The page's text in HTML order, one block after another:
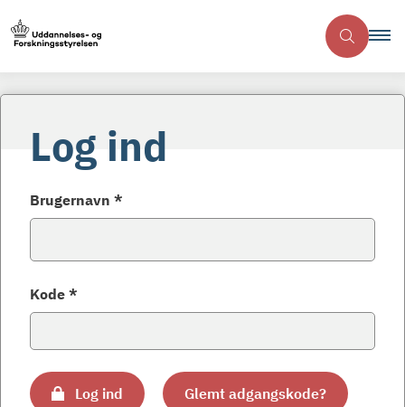
Log ind
Brugernavn *
Kode *
Log ind Glemt adgangskode?